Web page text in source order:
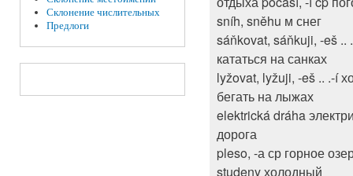
Склонение числительных
Предлоги
sníh, sněhu м снег
sáňkovat, sáňkuji, -eš ..
кататься на санках
lyžovat, lyžuji, -eš .. .-í
бегать на лыжах
elektrická dráha
дорога
pleso, -а ср горное
studeny холодный